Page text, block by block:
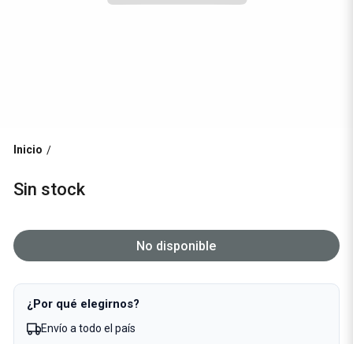
Inicio /
Sin stock
No disponible
¿Por qué elegirnos?
Envío a todo el país